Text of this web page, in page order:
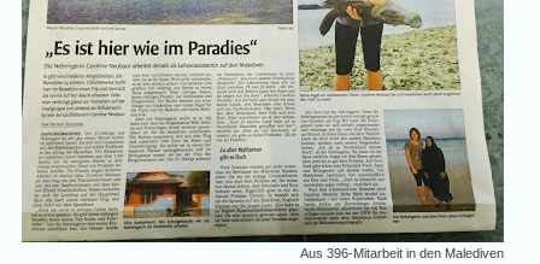
Aus 396-Mitarbeit in den Malediven